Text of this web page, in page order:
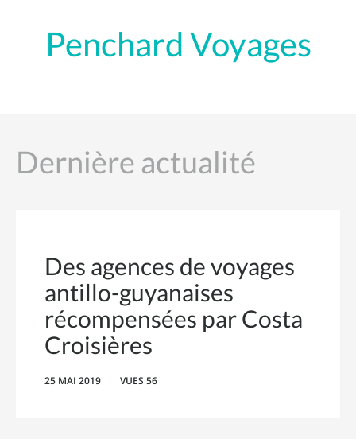
Penchard Voyages
Dernière actualité
Des agences de voyages
antillo-guyanaises
récompensées par Costa
Croisières
25 MAI 2019 VUES 56